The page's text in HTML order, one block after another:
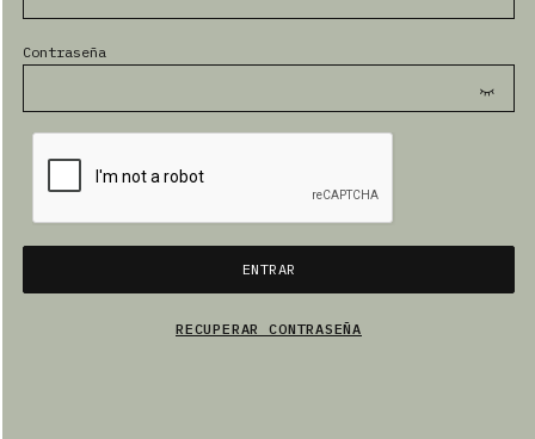
ACCESORIOS
PRODUCTOS
ES
Contraseña
ENTRAR
RECUPERAR CONTRASEÑA